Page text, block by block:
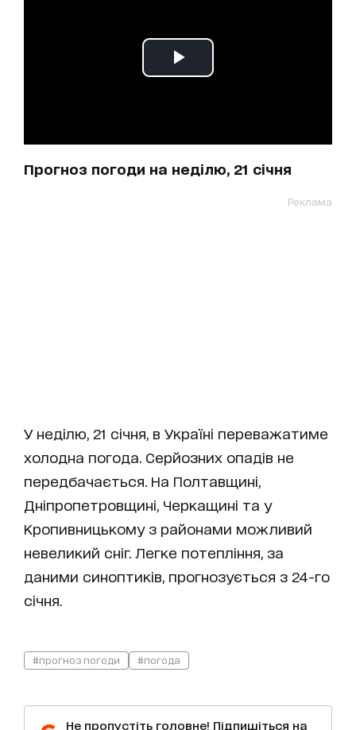
Прогноз погоди на неділю, 21 січня
Реклама
У неділю, 21 січня, в Україні переважатиме
холодна погода. Серйозних опадів не
передбачається. На Полтавщині,
Дніпропетровщині, Черкащині та у
Кропивницькому з районами можливий
невеликий сніг. Легке потепління, за
даними синоптиків, прогнозується з 24-го
січня.
#прогноз погоди #погода
Не пропустіть головне! Підпишіться на